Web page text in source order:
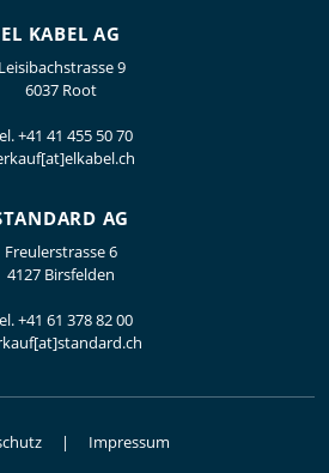
EL KABEL AG
Leisibachstrasse 9
6037 Root
+41 41 455 50 70
AG
Freulerstrasse 6
4127 Birsfelden
+41 61 378 82 00
Impressum